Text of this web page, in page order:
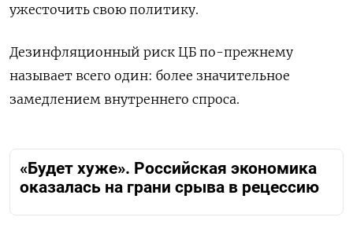
ужесточить свою политику.
Дезинфляционный риск ЦБ по-прежнему
называет всего один: более значительное
замедлением внутреннего спроса.
«Будет хуже». Российская экономика
оказалась на грани срыва в рецессию